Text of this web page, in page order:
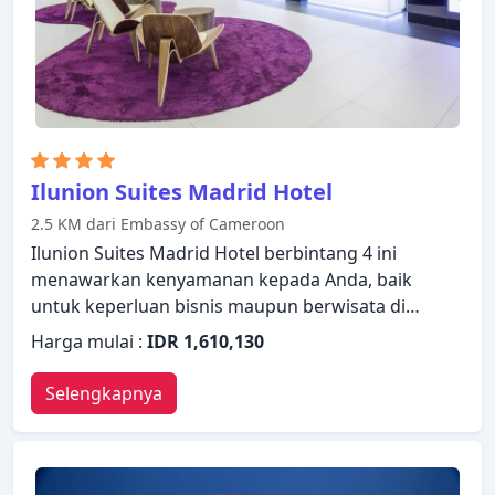
tub, pusat kebugaran, sauna, spa, pijat. Temukan
semua yang Madrid tawarkan dengan membuat
Eurostars Madrid Tower Hotel sebagai tempat
persinggahan Anda.
Ilunion Suites Madrid Hotel
2.5 KM dari Embassy of Cameroon
Ilunion Suites Madrid Hotel berbintang 4 ini
menawarkan kenyamanan kepada Anda, baik
untuk keperluan bisnis maupun berwisata di
Madrid. Properti ini menawarkan standar
pelayanan dan fasilitas yang tinggi untuk
memenuhi setiap kebutuhan semua wisatawan.
WiFi gratis di semua kamar, layanan kebersihan
harian, akses mudah untuk kursi roda, fasilitas
untuk tamu dengan kebutuhan khusus, Wi-fi di
Harga mulai : IDR 1,610,130
Selengkapnya